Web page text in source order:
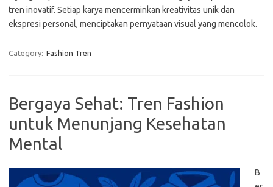
tren inovatif. Setiap karya mencerminkan kreativitas unik dan
ekspresi personal, menciptakan pernyataan visual yang mencolok.
Category: Fashion Tren
Bergaya Sehat: Tren Fashion
untuk Menunjang Kesehatan
Mental
B